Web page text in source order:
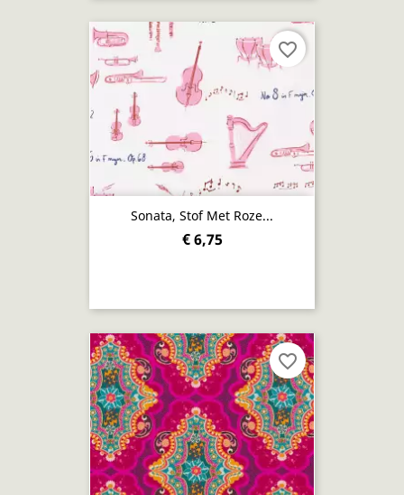
Sonata, Stof Met Roze...
€ 6,75
favorite_border
favorite_border